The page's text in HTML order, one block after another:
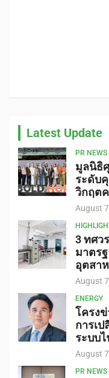
Latest Update
PR NEWS
มูลนิธิ
ระดับ
วิกฤต
August
3 ทศว
มาตร
อุตสา
August
ENERGY
โครง
การเ
ระบบ
August
PR NEWS